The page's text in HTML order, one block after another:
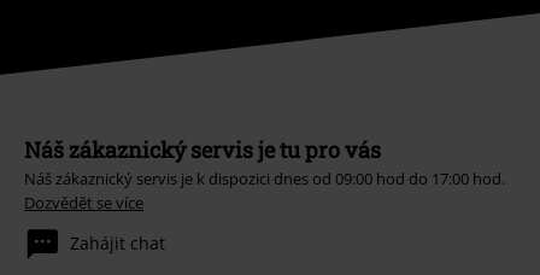
Náš zákaznický servis je tu pro vás
Náš zákaznický servis je k dispozici dnes od 09:00 hod do 17:00 hod.
Dozvědět se více
Zahájit chat